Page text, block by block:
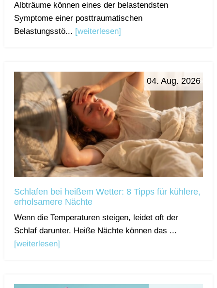
Albträume können eines der belastendsten
Symptome einer posttraumatischen
Belastungsstö... [weiterlesen]
04. Aug. 2026
Schlafen bei heißem Wetter: 8 Tipps für kühlere,
erholsamere Nächte
Wenn die Temperaturen steigen, leidet oft der
Schlaf darunter. Heiße Nächte können das ...
[weiterlesen]